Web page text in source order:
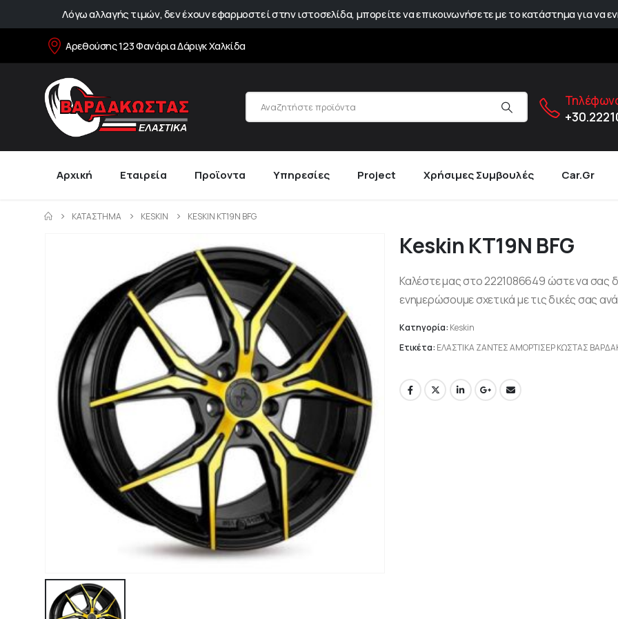
Λόγω αλλαγής τιμών, δεν έχουν εφαρμοστεί στην ιστοσελίδα, μπορείτε να επικοινωνήσετε με το κατάστημα για να
Αρεθούσης 123 Φανάρια Δάριγκ Χαλκίδα
Αρχική Εταιρεία Προϊοντα Υπηρεσίες Project Χρήσιμες Συμβουλές Car.gr
ΚΑΤΆΣΤΗΜΑ KESKIN KESKIN KT19N BFG
Keskin KT19N BFG
Καλέστε μας στο 2221086649 ώστε να σας
ενημερώσουμε σχετικά με τις δικές σας
Κατηγορία: Keskin
Ετικέτα: ΕΛΑΣΤΙΚΑ ΖΑΝΤΕΣ ΑΜΟΡΤΙΣΕΡ ΚΩΣΤΑΣ